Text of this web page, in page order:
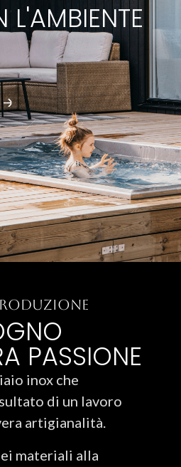
PASSIONE
inox che
di un lavoro
artigianalità.
materiali alla